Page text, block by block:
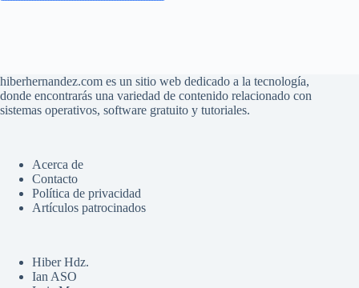
hiberhernandez.com es un sitio web dedicado a la tecnología,
donde encontrarás una variedad de contenido relacionado con
sistemas operativos, software gratuito y tutoriales.
Acerca de
Contacto
Política de privacidad
Artículos patrocinados
Hiber Hdz.
Ian ASO